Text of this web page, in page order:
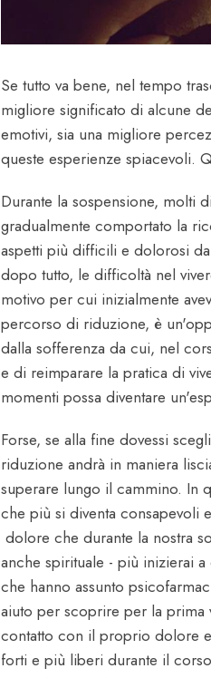
Se tutto va bene, nel tempo
migliore significato di alcune
emotivi, sia una migliore
queste esperienze spiacevoli.
Durante la sospensione, molti
gradualmente comportato la
aspetti più difficili e dolorosi
dopo tutto, le difficoltà nel
motivo per cui inizialmente
percorso di riduzione, è
dalla sofferenza da cui, nel
e di reimparare la pratica di
momenti possa diventare
Forse, se alla fine dovessi
riduzione andrà in maniera
superare lungo il cammino. In
che più si diventa consapevoli
dolore che durante la nostra
anche spirituale - più inizierai
che hanno assunto
aiuto per scoprire per la prima
contatto con il proprio dolore
forti e più liberi durante il